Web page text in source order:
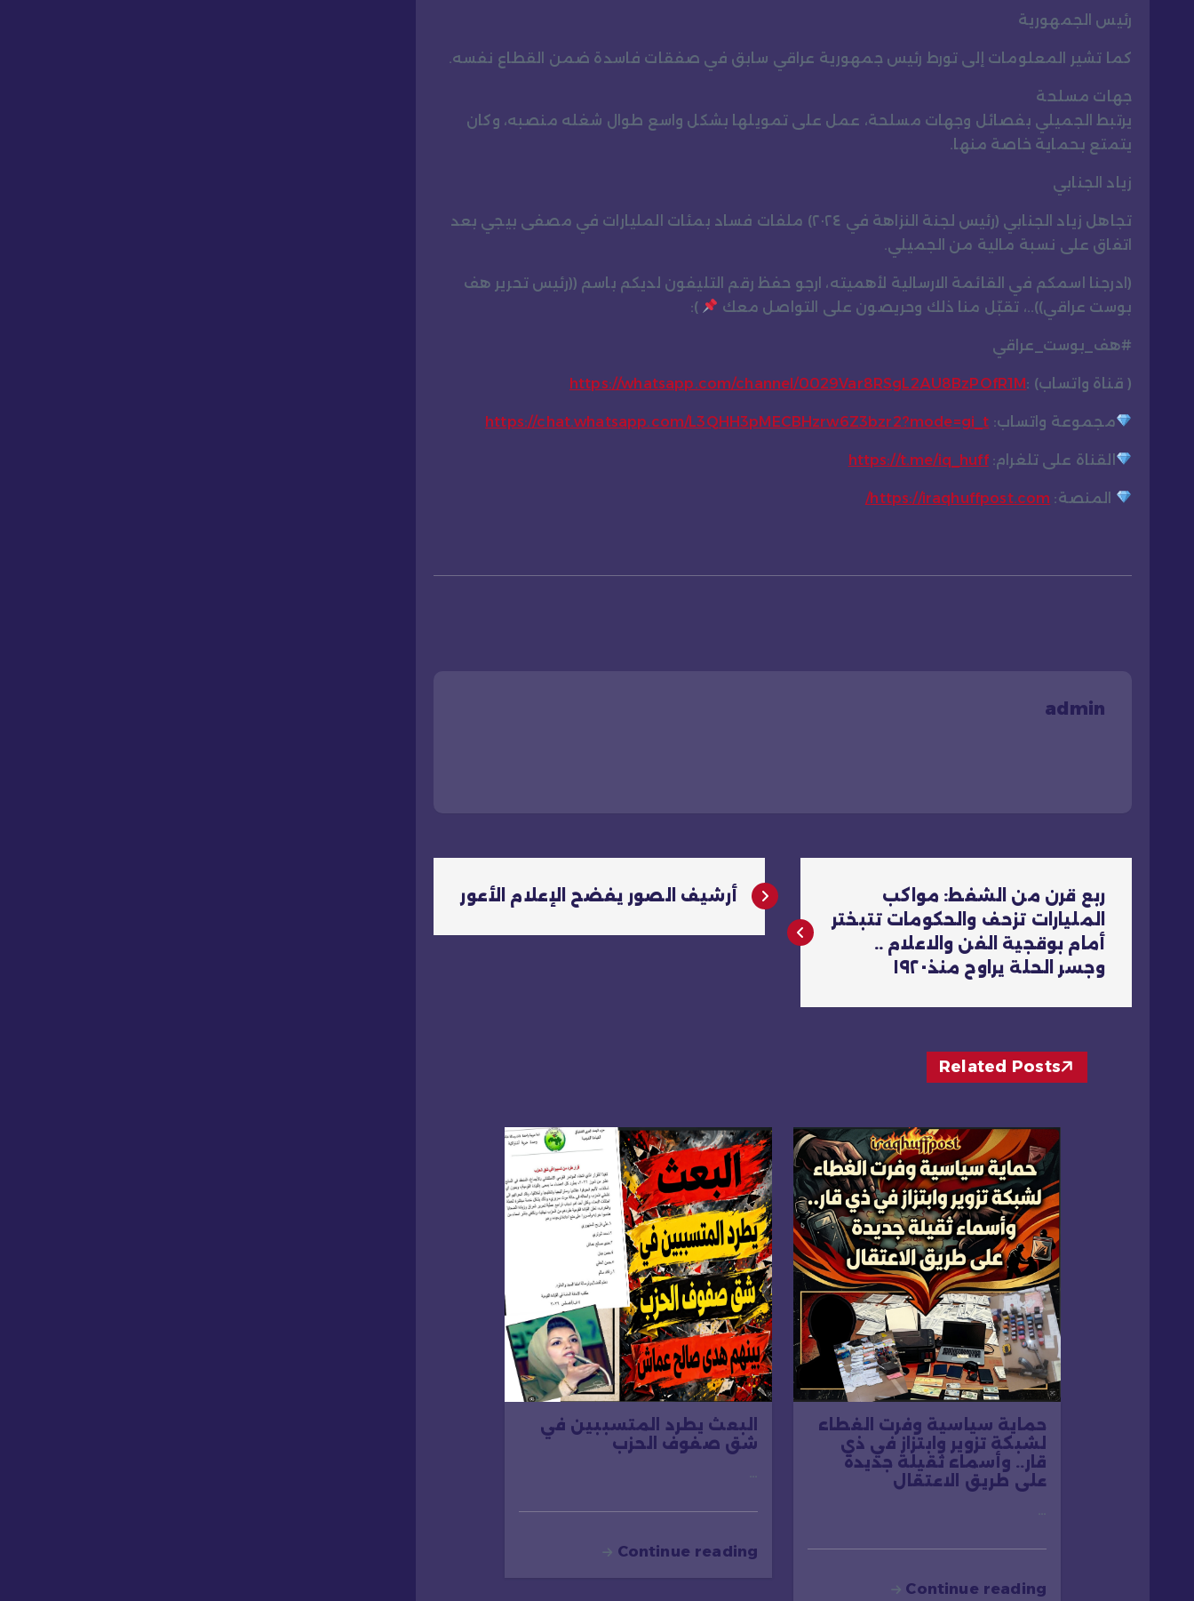
رئيس الجمهورية
كما تشير المعلومات إلى تورط رئيس جمهورية عراقي سابق في صفقات فاسدة ضمن القطاع نفسه.
جهات مسلحة
يرتبط الجميلي بفصائل وجهات مسلحة، عمل على تمويلها بشكل واسع طوال شغله منصبه، وكان
يتمتع بحماية خاصة منها.
زياد الجنابي
تجاهل زياد الجنابي (رئيس لجنة النزاهة في ٢٠٢٤) ملفات فساد بمئات المليارات في مصفى بيجي بعد
اتفاق على نسبة مالية من الجميلي.
(ادرجنا اسمكم في القائمة الارسالية لأهميته، ارجو حفظ رقم التليفون لديكم باسم ((رئيس تحرير هف
بوست عراقي))..، تقبّل منا ذلك وحريصون على التواصل معك
):
#هف_بوست_عراقي
( قناة واتساب) :https://whatsapp.com/channel/0029Var8RSgL2AU8BzPOfR1M
مجموعة واتساب: https://chat.whatsapp.com/L3QHH3pMECBHzrw6Z3bzr2?mode=gi_t
القناة على تلغرام:https://t.me/iq_huff
المنصة: https://iraqhuffpost.com/
admin
ص
فّ
ربع قرن من الشفط: مواكب
المليارات تزحف والحكومات تتبختر
أمام بوقجية الفن والاعلام ..
وجسر الحلة يراوح منذ١٩٢٠
أرشيف الصور يفضح الإعلام الأعور
Related Posts
حماية سياسية وفرت الغطاء
لشبكة تزوير وابتزاز في ذي
قار.. وأسماء ثقيلة جديدة
على طريق الاعتقال
…
Continue reading
البعث يطرد المتسببين في
شق صفوف الحزب
…
Continue reading